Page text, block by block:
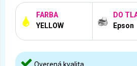
FARBA
YELLOW
DO
Epson